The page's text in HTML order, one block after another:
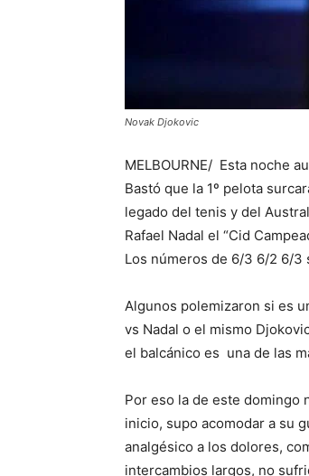
Novak Djokovic
MELBOURNE/ Esta noche
Bastó que la 1º pelota
legado del tenis y del
Rafael Nadal el “Cid
Los números de 6/3 6/2 6/3
Algunos polemizaron si es
vs Nadal o el mismo
el balcánico es una de las
Por eso la de este domingo
inicio, supo acomodar a su
analgésico a los dolores,
intercambios largos, no